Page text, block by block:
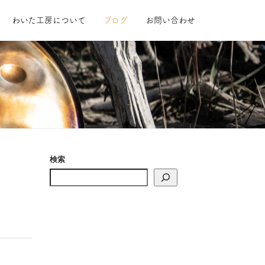
わいた工房について ブログ お問い合わせ
検索